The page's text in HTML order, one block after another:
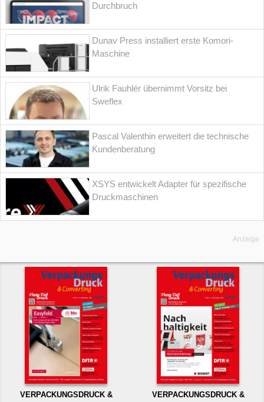
Durchbruch
Dunav Press installiert erste Komori-
Maschine
Ulrik Fauhlér übernimmt Vorsitz bei
Sweflex
Pascal Valenthin erweitert die technische
Kundenberatung
XSYS entwickelt Adapter für spezifische
Druckmaschinen
Anzeige
VERPACKUNGSDRUCK &
VERPACKUNGSDRUCK &